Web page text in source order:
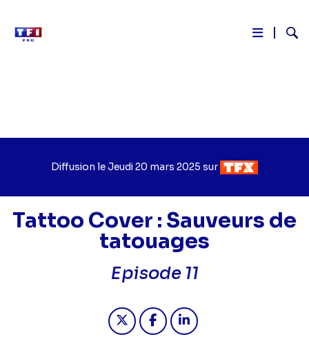
Diffusion leJour
diffusion
Jeudi 20 mars 2025 sur Chaîne
diffusion
Tattoo Cover : Sauveurs de
tatouages
Episode 11
Partager "2025-03-20 00:20 -
Partager "2025-03-20